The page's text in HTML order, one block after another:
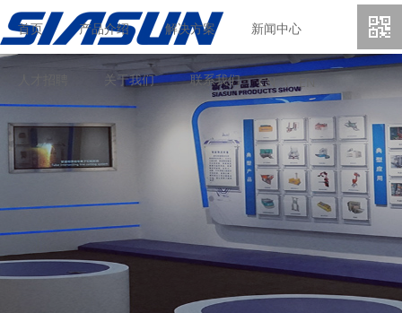
首页 产品介绍 解决方案 新闻中心
关于我们 联系我们 CN \ EN